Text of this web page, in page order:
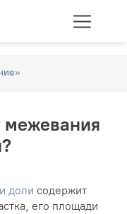
Перепланировка
межевания
доли содержит
его площади